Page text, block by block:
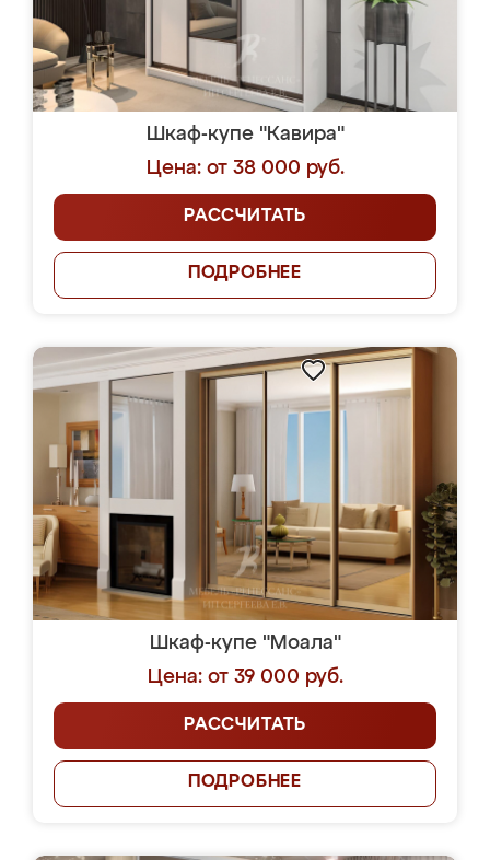
Шкаф-купе "Кавира"
Цена: от 38 000 руб.
РАССЧИТАТЬ
ПОДРОБНЕЕ
Шкаф-купе "Моала"
Цена: от 39 000 руб.
РАССЧИТАТЬ
ПОДРОБНЕЕ